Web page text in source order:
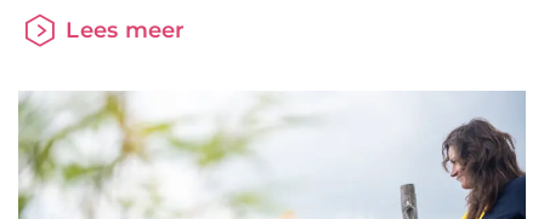
binnen enkele minuten in het CRM/adviespakket
vertrouwen op de meest actuele en nauwkeurige
klantgegevens en daarmee het best
Lees meer